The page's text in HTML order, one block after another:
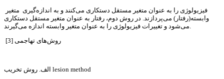
وابسته(رفتار) می‌پردازند. در روش دوم، رفتار به عنوان متغیر مستقل دستكاری
روش‌های تهاجمی [3]
الف. روش تخریب lesion method